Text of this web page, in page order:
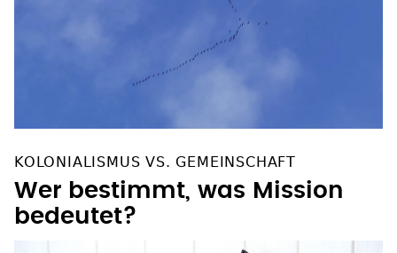
KOLONIALISMUS VS. GEMEINSCHAFT
Wer bestimmt, was Mission
bedeutet?